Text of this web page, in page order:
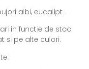
albi, eucalipt .
in functie de stoc
si pe alte culori.